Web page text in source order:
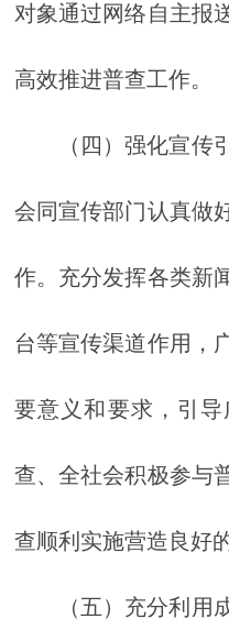
对象通过网络自主报
高效推进普查工作。
（四）强化宣传
会同宣传部门认真做
作。充分发挥各类新
台等宣传渠道作用，
要意义和要求，引
查、全社会积极参与
查顺利实施营造良好
（五）充分利用